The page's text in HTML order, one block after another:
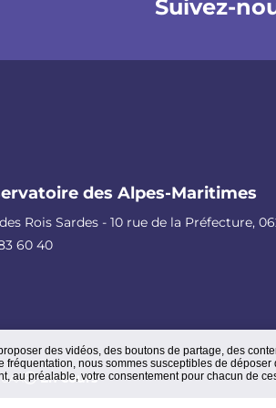
des vidéos, des boutons de partage, des
fréquentation, nous sommes susceptibles de
au préalable, votre consentement pour chacun de
Suivez-
des Alpes-Maritimes
Rois Sardes - 10 rue de la Préfecture,
60 40
En cours